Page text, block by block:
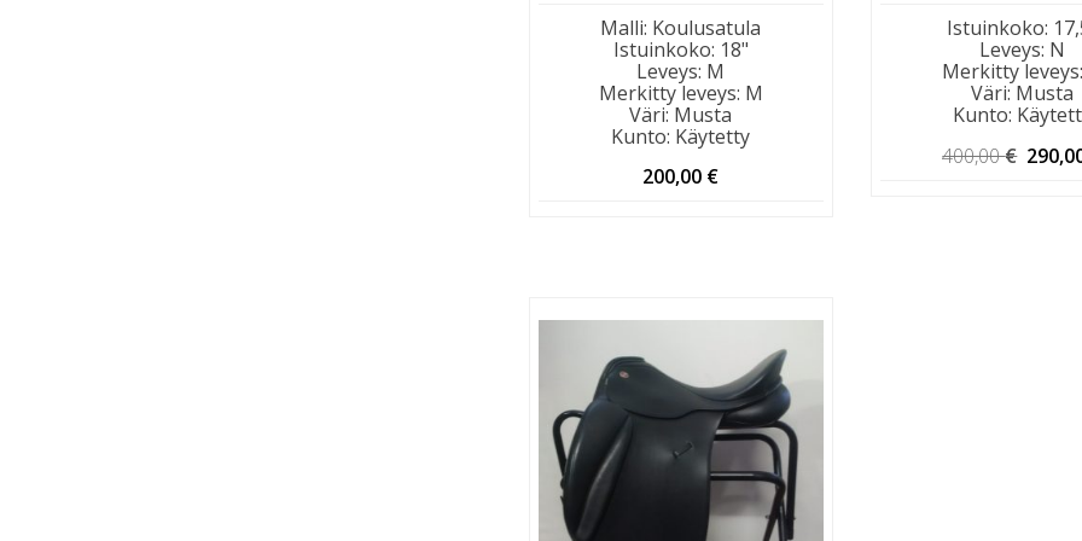
Malli: Koulusatula
Istuinkoko: 18"
Leveys: M
Merkitty leveys: M
Väri: Musta
Kunto: Käytetty
200,00 €
Istuinkoko:
Leveys: N
Merkitty leveys
Väri: Musta
Kunto:
400,00€